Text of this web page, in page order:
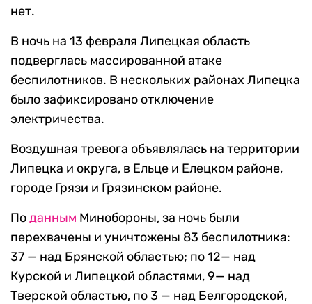
нет.
В ночь на 13 февраля Липецкая область
подверглась массированной атаке
беспилотников. В нескольких районах Липецка
было зафиксировано отключение
электричества.
Воздушная тревога объявлялась на территории
Липецка и округа, в Ельце и Елецком районе,
городе Грязи и Грязинском районе.
Поданным Минобороны, за ночь были
перехвачены и уничтожены 83 беспилотника:
37 — над Брянской областью; по 12— над
Курской и Липецкой областями, 9— над
Тверской областью, по 3 — над Белгородской,